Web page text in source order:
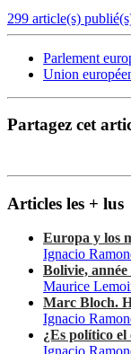
299 article(s)
Parlement
Union
Partagez cet
Articles les + lus
Europa y los
Ignacio
Bolivie,
Maurice
Marc Bloch.
Ignacio
¿Es político el